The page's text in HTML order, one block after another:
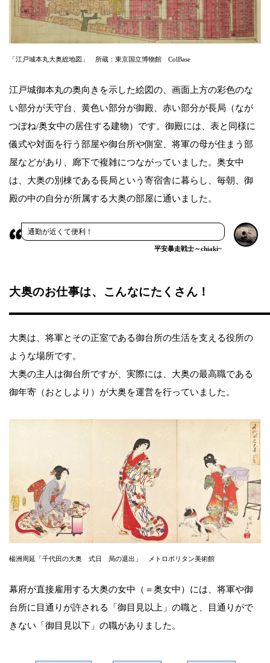
「江戸城本丸大奥総地図」 所蔵：東京国立博物館 ColBase
江戸城御本丸の奥向きを示した絵図の、画面上方の彩色のな
い部分が天守台、黄色い部分が御殿、赤い部分が長局（なが
つぼね/奥女中の居住する建物）です。御殿には、表と同様に
儀式や対面を行う部屋や御台所や側室、将軍の母が住まう部
屋などがあり、廊下で複雑につながっていました。奥女中
は、大奥の別棟である長局という寄宿舎に暮らし、毎朝、御
殿の中の自分が所属する大奥の部屋に通いました。
通勤が近くて便利！
平安暴走戦士～chiaki~
大奥のお仕事は、こんなにたくさん！
大奥は、将軍とその正室である御台所の生活を支える役所の
ような場所です。
大奥の主人は御台所ですが、実際には、大奥の最高職である
御年寄（おとしより）が大奥を運営を行っていました。
楊洲周延「千代田の大奥 式日 局の退出」 メトロポリタン美術館
幕府が直接雇用する大奥の女中（＝奥女中）には、将軍や御
台所に目通りが許される「御目見以上」の職と、目通りがで
きない「御目見以下」の職がありました。